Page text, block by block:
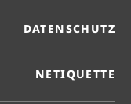
DATENSCHUTZ
NETIQUETTE